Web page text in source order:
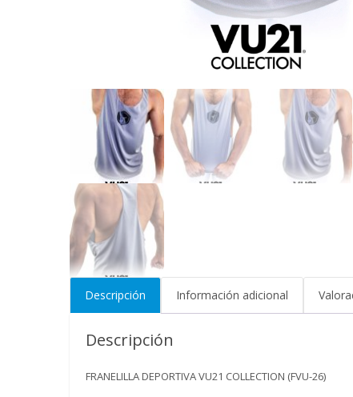
Descripción Información adicional
Descripción
FRANELILLA DEPORTIVA VU21 COLLECTION (FVU-26)